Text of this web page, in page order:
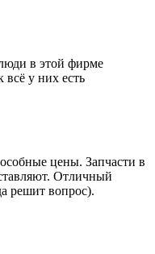
в этой фирме
всё у них есть
цены. Запчасти в
Отличный
решит вопрос).